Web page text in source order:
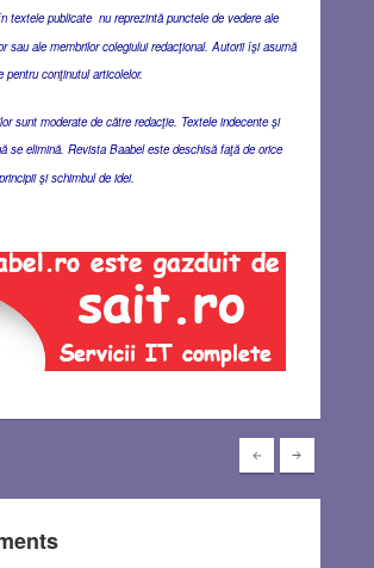
textele publicate nu reprezintă punctele de vedere ale
sau ale membrilor colegiului redacţional. Autorii îşi asumă
pentru conţinutul articolelor.
sunt moderate de către redacţie. Textele indecente şi
se elimină. Revista Baabel este deschisă faţă de orice
şi schimbul de idei.